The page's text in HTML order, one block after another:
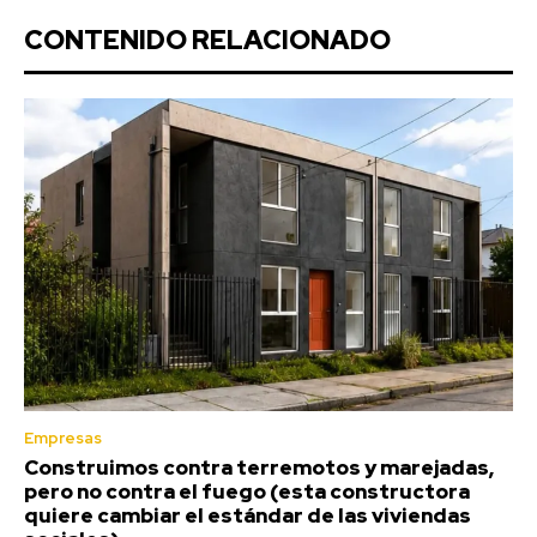
CONTENIDO RELACIONADO
Empresas
Construimos contra terremotos y marejadas,
pero no contra el fuego (esta constructora
quiere cambiar el estándar de las viviendas